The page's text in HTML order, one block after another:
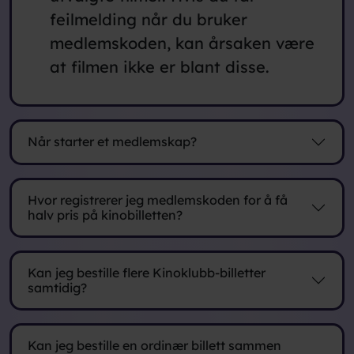
feilmelding når du bruker
medlemskoden, kan årsaken være
at filmen ikke er blant disse.
Når starter et medlemskap?
Hvor registrerer jeg medlemskoden for å få
halv pris på kinobilletten?
Kan jeg bestille flere Kinoklubb-billetter
samtidig?
Kan jeg bestille en ordinær billett sammen